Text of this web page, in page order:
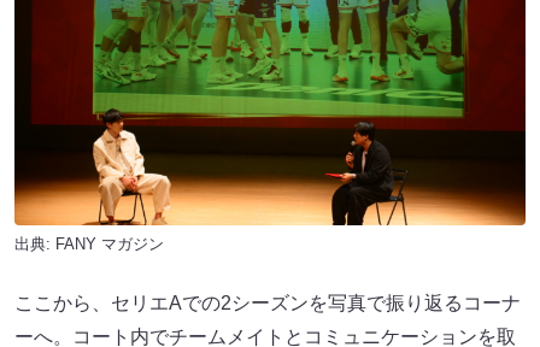
出典: FANY マガジン
ここから、セリエAでの2シーズンを写真で振り返るコーナ
ーへ。コート内でチームメイトとコミュニケーションを取